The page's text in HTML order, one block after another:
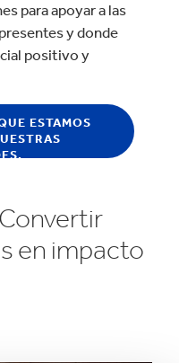
para apoyar a las
y donde
positivo y
ESTAMOS
en impacto